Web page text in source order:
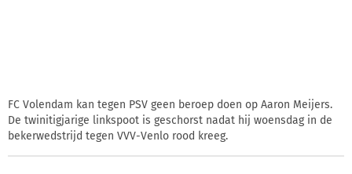
FC Volendam kan tegen PSV geen beroep doen op Aaron Meijers.
De twinitigjarige linkspoot is geschorst nadat hij woensdag in de
bekerwedstrijd tegen VVV-Venlo rood kreeg.